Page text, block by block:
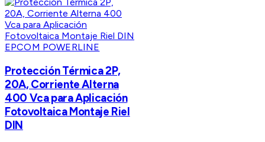
EPCOM POWERLINE
Protección Térmica 2P,
20A, Corriente Alterna
400 Vca para Aplicación
Fotovoltaica Montaje Riel
DIN